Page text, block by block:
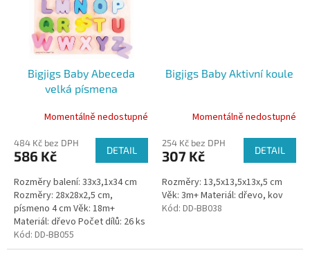
Bigjigs Baby Abeceda
velká písmena
Momentálně nedostupné
484 Kč bez DPH
586 Kč DETAIL
Rozměry balení: 33x3,1x34 cm
Rozměry: 28x28x2,5 cm,
písmeno 4 cm Věk: 18m+
Materiál: dřevo Počet dílů: 26 ks
Kód: DD-BB055
Bigjigs Baby Aktivní koule
Momentálně nedostupné
254 Kč bez DPH
307 Kč DETAIL
Rozměry: 13,5x13,5x13x,5 cm
Věk: 3m+ Materiál: dřevo, kov
Kód: DD-BB038